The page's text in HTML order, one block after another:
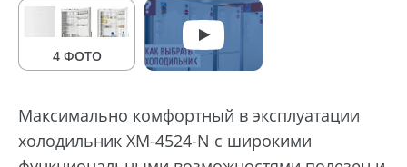
4 ФОТО
Максимально комфортный в эксплуатации
холодильник ХМ-4524-N с широкими